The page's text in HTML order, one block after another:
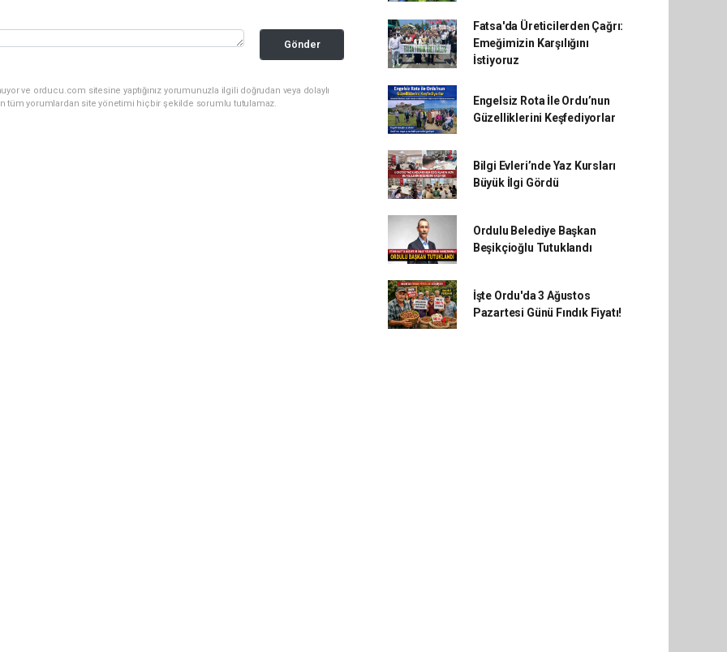
Gönder
ve orducu.com sitesine yaptığınız yorumunuzla ilgili doğrudan veya dolaylı
tüm yorumlardan site yönetimi hiçbir şekilde sorumlu tutulamaz.
Fatsa'da Üreticilerden Çağrı:
Emeğimizin Karşılığını
İstiyoruz
Engelsiz Rota İle Ordu’nun
Güzelliklerini Keşfediyorlar
Bilgi Evleri’nde Yaz Kursları
Büyük İlgi Gördü
Ordulu Belediye Başkan
Beşikçioğlu Tutuklandı
İşte Ordu'da 3 Ağustos
Pazartesi Günü Fındık Fiyatı!